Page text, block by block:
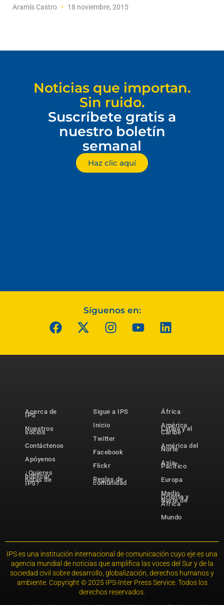
Aramís Castro 18 noviembre, 2015
Noticias que importan.
Sin ruido.
Suscríbete gratis a
nuestro boletín
semanal
Haz clic aquí
Síguenos en:
Acerca de
IPS
Nuestros
socios
Contáctenos
Apóyenos
¿Quieres
publicar
notas de
IPS?
Sigue a IPS
Inicio
Twitter
Facebook
Flickr
Reglas de
comunidad
África
América
Latina y el
Caribe
América del
Norte
Asia-
Pacífico
Europa
Medio
Oriente y
Norte de
África
Mundo
IPS es una institución internacional de comunicación cuyo eje es una
agencia mundial de noticias que amplifica las voces del Sur y de la
sociedad civil sobre desarrollo, globalización, derechos humanos y
ambiente. Copyright © 2025 IPS-Inter Press Service. Todos los
derechos reservados.